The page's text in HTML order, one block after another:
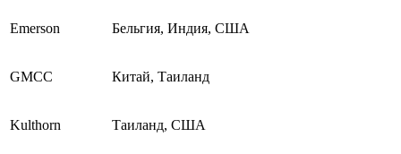
Emerson Бельгия, Индия, США
GMCC Китай, Таиланд
Kulthorn Таиланд, США